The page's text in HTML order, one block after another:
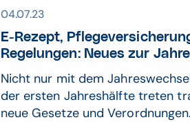
04.07.23
E-Rezept,
Regelungen: Neues zur
Nicht nur mit dem
der ersten Jahreshälfte treten
neue Gesetze und